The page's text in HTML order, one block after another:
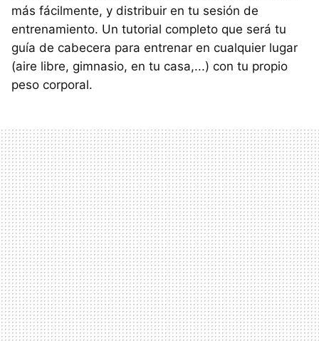
más fácilmente, y distribuir en tu sesión de
entrenamiento. Un tutorial completo que será tu
guía de cabecera para entrenar en cualquier lugar
(aire libre, gimnasio, en tu casa,...) con tu propio
peso corporal.